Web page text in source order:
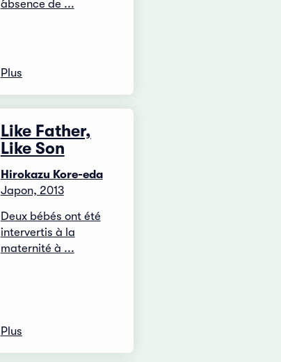
́absence de ...
Plus
Like Father,
Like Son
Hirokazu Kore-eda
Japon, 2013
Deux bébés ont été
intervertis à la
maternité à ...
Plus